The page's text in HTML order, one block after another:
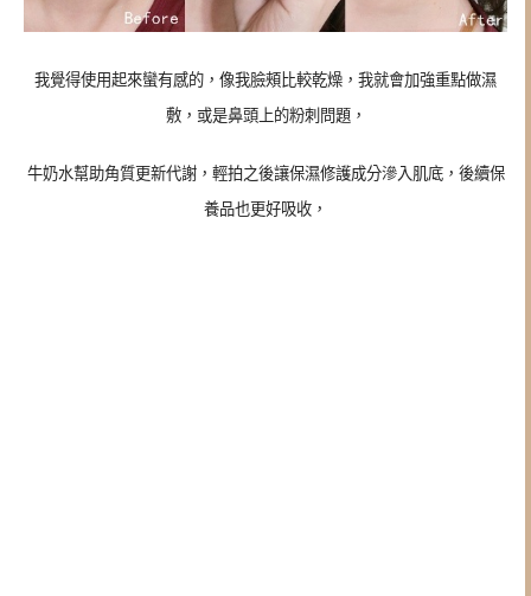
我覺得使用起來蠻有感的，像我臉頰比較乾燥，我就會加強重點做濕
敷，或是鼻頭上的粉刺問題，
牛奶水幫助角質更新代謝，輕拍之後讓保濕修護成分滲入肌底，後續保
養品也更好吸收，